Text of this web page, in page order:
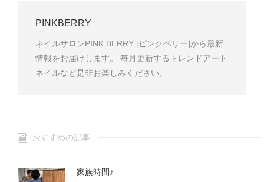
PINKBERRY
ネイルサロンPINK BERRY [ピンクベリー]から最新
情報をお届けします。 毎月更新するトレンドアート
ネイルなど是非お楽しみください。
おすすめの記事
家族時間♪